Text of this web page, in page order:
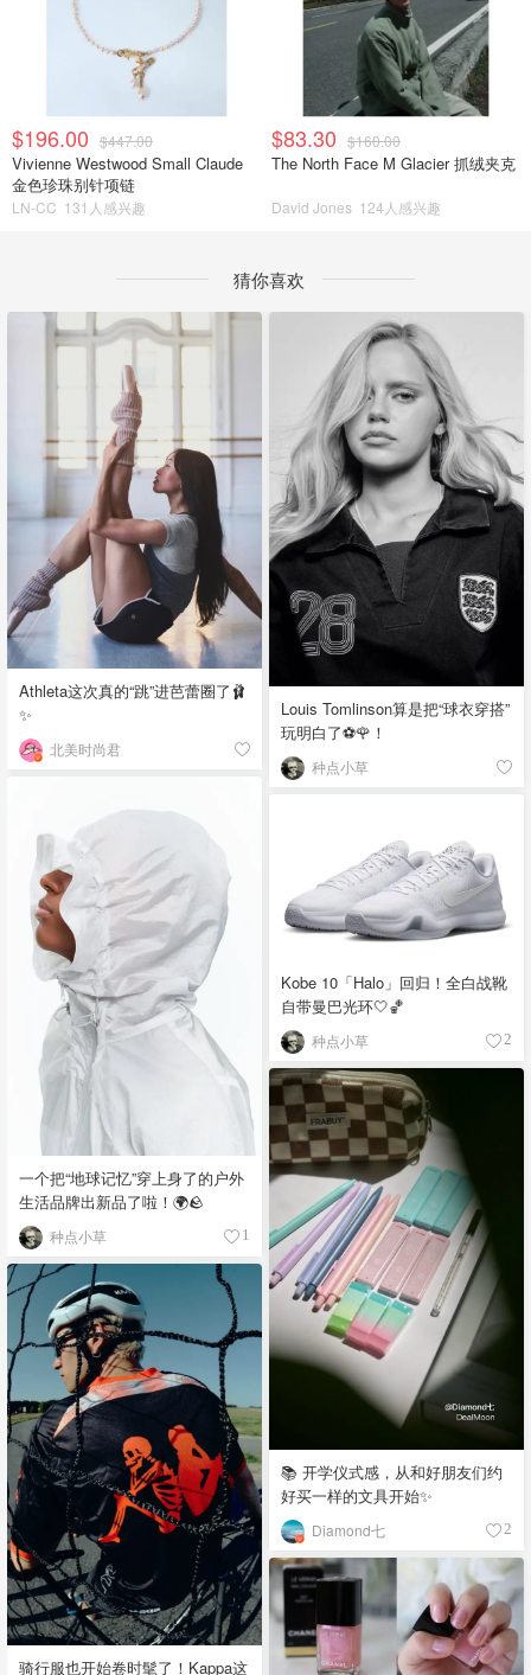
$196.00 $447.00
Vivienne Westwood Small Claude
金色珍珠别针项链
LN-CC 131人感兴趣
$83.30 $160.00
The North Face M Glacier 抓绒夹克
David Jones 124人感兴趣
猜你喜欢
Athleta这次真的“跳”进芭蕾圈了🩰
✨
北美时尚君
Louis Tomlinson算是把“球衣穿搭”
玩明白了⚽️🌹！
种点小草
一个把“地球记忆”穿上身了的户外
生活品牌出新品了啦！🌍🪨
种点小草 1
Kobe 10「Halo」回归！全白战靴
自带曼巴光环🤍🏀
种点小草 2
📚 开学仪式感，从和好朋友们约
好买一样的文具开始✨
Diamond七 2
骑行服也开始卷时髦了！Kappa这